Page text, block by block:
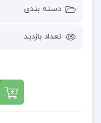
دسته بندی
تعداد بازدید